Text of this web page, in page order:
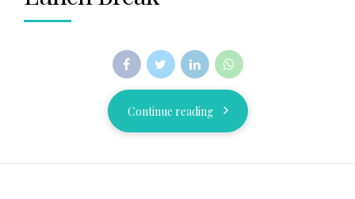
Continue reading